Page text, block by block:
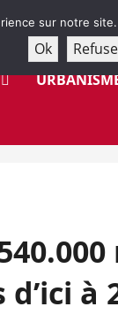
à
sur notre
Ok